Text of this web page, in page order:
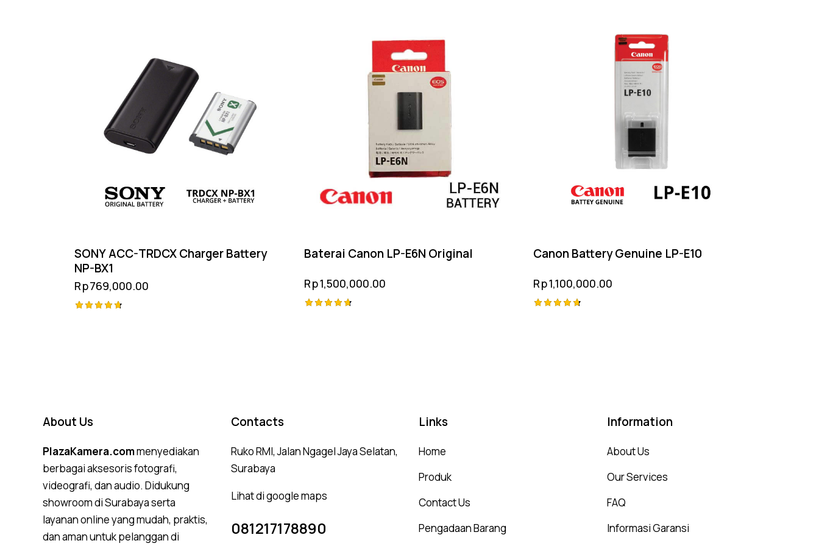
SONY ACC-TRDCX Charger Battery
NP-BX1
Rp769,000.00
Baterai Canon LP-E6N Original
Rp1,500,000.00
Canon Battery Genuine LP-E10
Rp1,100,000.00
About Us
PlazaKamera.commenyediakan
berbagai aksesoris fotografi,
videografi, dan audio. Didukung
showroom di Surabaya serta
layanan online yang mudah, praktis,
dan aman untuk pelanggan di
Contacts
Ruko RMI, Jalan Ngagel Jaya Selatan,
Surabaya
Lihat di google maps
081217178890
Links
Home
Produk
Contact Us
Pengadaan Barang
Information
About Us
Our Services
FAQ
Informasi Garansi